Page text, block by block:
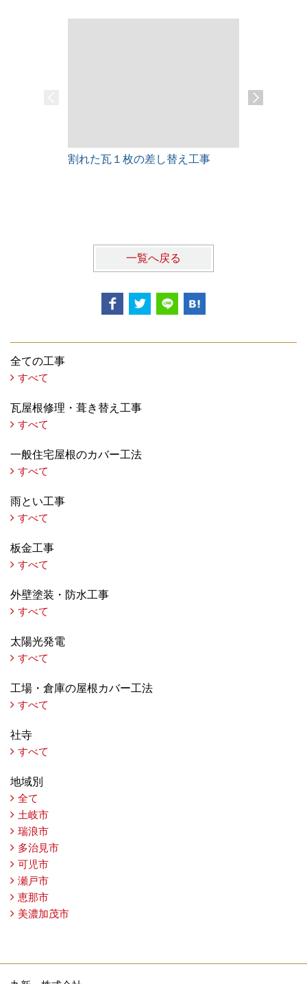
割れた瓦１枚の差し替え工事
一覧へ戻る
全ての工事
すべて
瓦屋根修理・葺き替え工事
すべて
一般住宅屋根のカバー工法
すべて
雨とい工事
すべて
板金工事
すべて
外壁塗装・防水工事
すべて
太陽光発電
すべて
工場・倉庫の屋根カバー工法
すべて
社寺
すべて
地域別
全て
土岐市
瑞浪市
多治見市
可児市
瀬戸市
恵那市
美濃加茂市